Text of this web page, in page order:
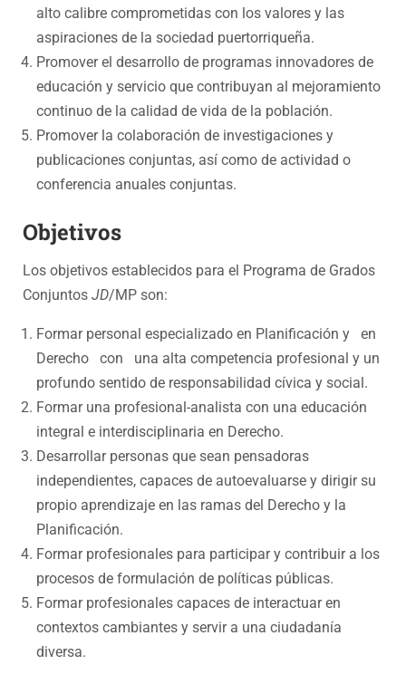
alto calibre comprometidas con los valores y las
aspiraciones de la sociedad puertorriqueña.
Promover el desarrollo de programas innovadores de
educación y servicio que contribuyan al mejoramiento
continuo de la calidad de vida de la población.
Promover la colaboración de investigaciones y
publicaciones conjuntas, así como de actividad o
conferencia anuales conjuntas.
Objetivos
Los objetivos establecidos para el Programa de Grados
Conjuntos JD/MP son:
Formar personal especializado en Planificación y en
Derecho con una alta competencia profesional y un
profundo sentido de responsabilidad cívica y social.
Formar una profesional-analista con una educación
integral e interdisciplinaria en Derecho.
Desarrollar personas que sean pensadoras
independientes, capaces de autoevaluarse y dirigir su
propio aprendizaje en las ramas del Derecho y la
Planificación.
Formar profesionales para participar y contribuir a los
procesos de formulación de políticas públicas.
Formar profesionales capaces de interactuar en
contextos cambiantes y servir a una ciudadanía
diversa.